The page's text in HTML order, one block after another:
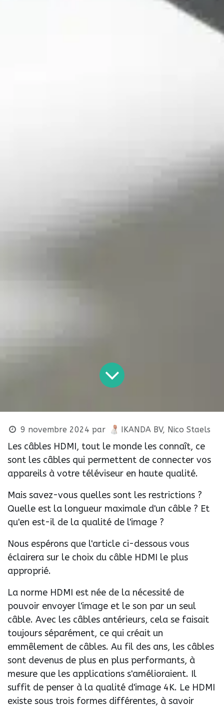
9 novembre 2024 par IKANDA BV, Nico Staels
Les câbles HDMI, tout le monde les connaît, ce
sont les câbles qui permettent de connecter vos
appareils à votre téléviseur en haute qualité.
Mais savez-vous quelles sont les restrictions ?
Quelle est la longueur maximale d'un câble ? Et
qu'en est-il de la qualité de l'image ?
Nous espérons que l'article ci-dessous vous
éclairera sur le choix du câble HDMI le plus
approprié.
La norme HDMI est née de la nécessité de
pouvoir envoyer l'image et le son par un seul
câble. Avec les câbles antérieurs, cela se faisait
toujours séparément, ce qui créait un
emmêlement de câbles. Au fil des ans, les câbles
sont devenus de plus en plus performants, à
mesure que les applications s'amélioraient. Il
suffit de penser à la qualité d'image 4K. Le HDMI
existe sous trois formes différentes, à savoir